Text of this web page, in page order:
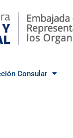
Consular